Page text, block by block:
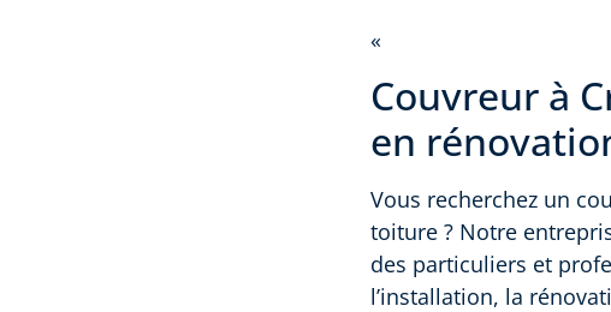
«
Couvreur à
en
Vous recherchez un
toiture ? Notre
des particuliers et
l’installation, la